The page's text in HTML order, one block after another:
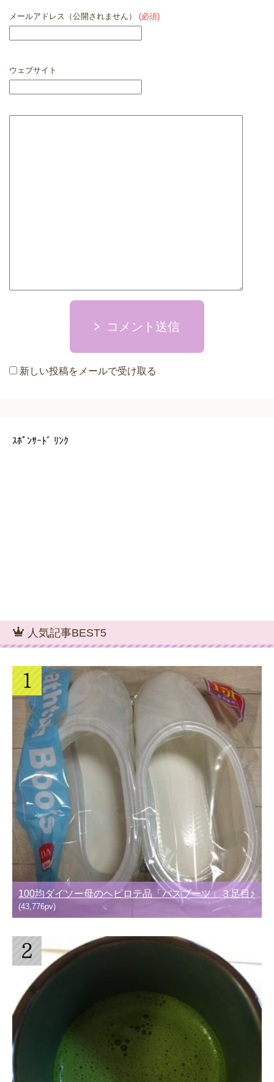
メールアドレス（公開されません） (必須)
ウェブサイト
コメント送信
新しい投稿をメールで受け取る
ｽﾎﾟﾝｻｰﾄﾞ ﾘﾝｸ
人気記事BEST5
100均ダイソー母のヘビロテ品「バスブーツ」３足目♪
(43,776pv)